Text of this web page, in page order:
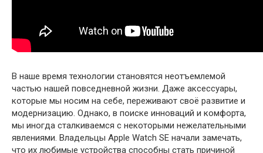
В наше время технологии становятся неотъемлемой
частью нашей повседневной жизни. Даже аксессуары,
которые мы носим на себе, переживают своё развитие и
модернизацию. Однако, в поиске инноваций и комфорта,
мы иногда сталкиваемся с некоторыми нежелательными
явлениями. Владельцы Apple Watch SE начали замечать,
что их любимые устройства способны стать причиной